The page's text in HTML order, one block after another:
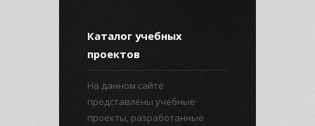
Каталог учебных
проектов
На данном сайте
представлены учебные
проекты, разработанные